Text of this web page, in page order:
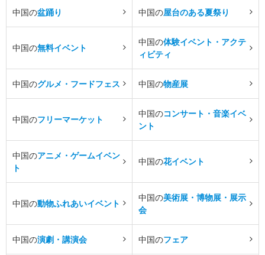
中国の盆踊り 中国の屋台のある夏祭り
中国の無料イベント
中国の体験イベント・アクテ
ィビティ
中国のグルメ・フードフェス 中国の物産展
中国のフリーマーケット
中国のコンサート・音楽イベ
ント
中国のアニメ・ゲームイベン
ト
中国の花イベント
中国の動物ふれあいイベント
中国の美術展・博物展・展示
会
中国の演劇・講演会 中国のフェア